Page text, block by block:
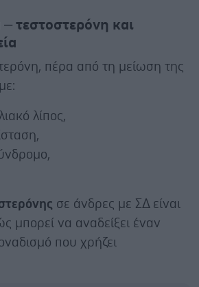
– τεστοστερόνη και
πέρα από τη μείωση της
λίπος,
σε άνδρες με ΣΔ είναι
μπορεί να αναδείξει έναν
που χρήζει